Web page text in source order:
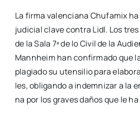
La fir­ma valen­cia­na Chu­fa­mix
judi­cial cla­ve con­tra Lidl. Los
de la Sala 7ª de lo Civil de la
Mannheim han con­fir­ma­do que
pla­gia­do su uten­si­lio para
les, obli­gan­do a indem­ni­zar a la
na por los gra­ves daños que le